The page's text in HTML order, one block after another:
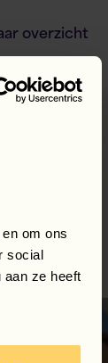
om ons
social
aan ze heeft
overzicht
blogs